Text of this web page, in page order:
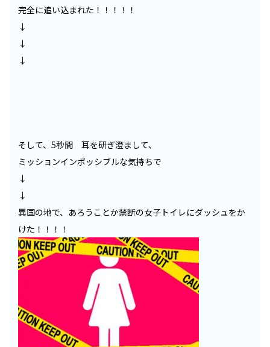
完全に追い込まれた！！！！！
↓
↓
↓
そして、5秒間 耳を研ぎ澄まして、
ミッションインポッシブルな気持ちで
↓
↓
異国の地で、あろうことか禁断の女子トイレにダッシュをか
けた！！！！